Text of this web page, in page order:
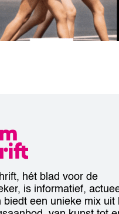
hét blad voor de
is informatief,
een unieke mix uit